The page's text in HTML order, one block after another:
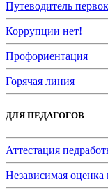
Путеводитель
Коррупции нет!
Профориентация
Горячая линия
ДЛЯ ПЕДАГОГОВ
Аттестация
Независимая оценка